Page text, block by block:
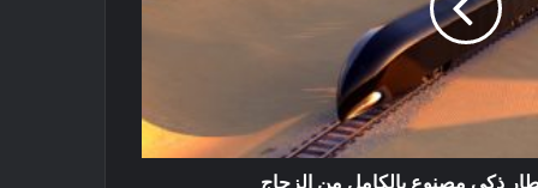
ذكي مصنوع بالكامل من الزجاج